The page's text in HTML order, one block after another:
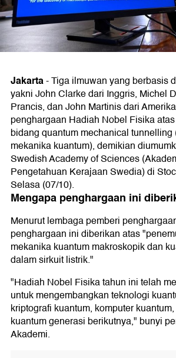
Jakarta-Tiga ilmuwan yang berbasis
yakni John Clarke dari Inggris, Michel
Prancis, dan John Martinis dari
penghargaan Hadiah Nobel Fisika
bidang quantum mechanical tunnelling
mekanika kuantum), demikian
Swedish Academy of Sciences
Pengetahuan Kerajaan Swedia) di
Selasa (07/10).
Mengapa penghargaan ini
Menurut lembaga pemberi
penghargaan ini diberikan atas
mekanika kuantum makroskopik dan
dalam sirkuit listrik."
"Hadiah Nobel Fisika tahun ini telah
untuk mengembangkan teknologi
kriptografi kuantum, komputer
kuantum generasi berikutnya," bunyi
Akademi.